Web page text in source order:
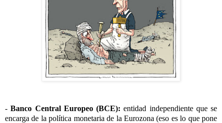
-Banco Central Europeo (BCE): entidad independiente que se
encarga de la política monetaria de la Eurozona (eso es lo que pone